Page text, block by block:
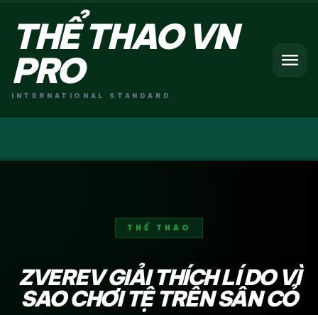
THỂ THAO VN
PRO
INTERNATIONAL STANDARD
menu
THỂ THAO
ZVEREV GIẢI THÍCH LÍ DO VÌ
SAO CHƠI TỆ TRÊN SÂN CỎ